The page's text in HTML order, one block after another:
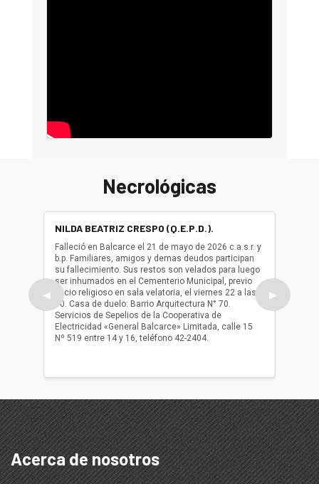
Necrológicas
◀
NILDA BEATRIZ CRESPO (Q.E.P.D.).
Falleció en Balcarce el 21 de mayo de 2026 c.a.s.r. y
b.p. Familiares, amigos y demas deudos participan
su fallecimiento. Sus restos son velados para luego
ser inhumados en el Cementerio Municipal, previo
oficio religioso en sala velatoria, el viernes 22 a las
10. Casa de duelo: Barrio Arquitectura N° 70.
Servicios de Sepelios de la Cooperativa de
Electricidad «General Balcarce» Limitada, calle 15
Nº 519 entre 14 y 16, teléfono 42-2404.
ser
oficio
▶
Acerca de nosotros